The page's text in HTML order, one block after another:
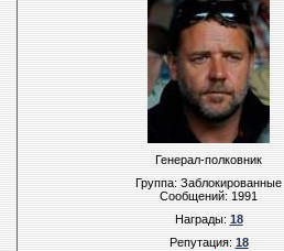
Генерал-полковник
Группа: Заблокированные
Сообщений:1991
Награды:18
Репутация:18